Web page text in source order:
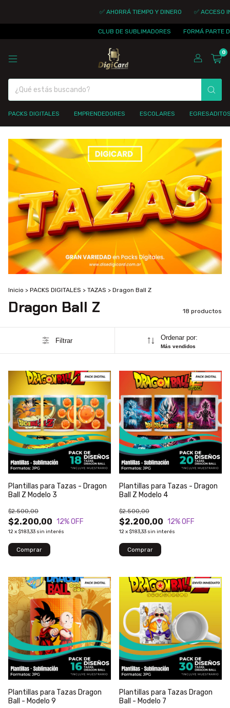
✅ AHORRÁ TIEMPO Y DINERO ✅ ACCESO INMEDIATO
CLUB DE SUBLIMADORES FORMÁ PARTE DE LA
0
PACKS DIGITALES EMPRENDEDORES ESCOLARES
Inicio > PACKS DIGITALES > TAZAS > Dragon Ball Z
Dragon Ball Z 18 productos
Filtrar Ordenar por:
Más vendidos
Plantillas para Tazas - Dragon
Ball Z Modelo 3
$2.200,00
$2.500,00
12% OFF
12x $183,33 sin interés
Plantillas para Tazas - Dragon
Ball Z Modelo 4
$2.200,00
$2.500,00
12% OFF
12x $183,33 sin interés
Plantillas para Tazas Dragon
Ball - Modelo 9
Plantillas para Tazas Dragon
Ball - Modelo 7